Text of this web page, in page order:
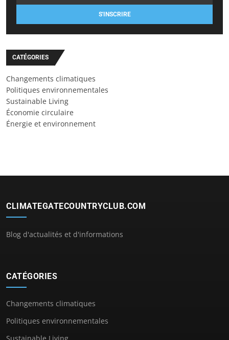
S'INSCRIRE
CATÉGORIES
Changements climatiques
Politiques environnementales
Sustainable Living
Économie circulaire
Énergie et environnement
CLIMATEGATECOUNTRYCLUB.COM
Blog d'actualités et d'informations
CATÉGORIES
Changements climatiques
Politiques environnementales